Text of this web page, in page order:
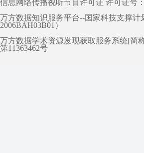
信息网络传播视听节目许可证 许可证号
万方数据知识服务平台--国家科技支撑计
2006BAH03B01）
万方数据学术资源发现获取服务系统[简
第11363462号